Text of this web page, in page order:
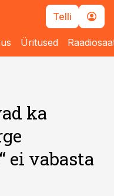
Telli
Üritused
ka
ei vabasta